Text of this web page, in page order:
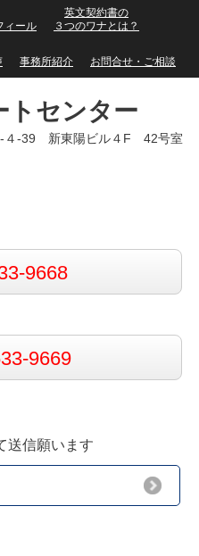
ィール
英文契約書の
３つのワナとは？
事務所紹介 お問合せ・ご相談
トセンター
４-39 新東陽ビル４F 42号室
9668
9669
信願います